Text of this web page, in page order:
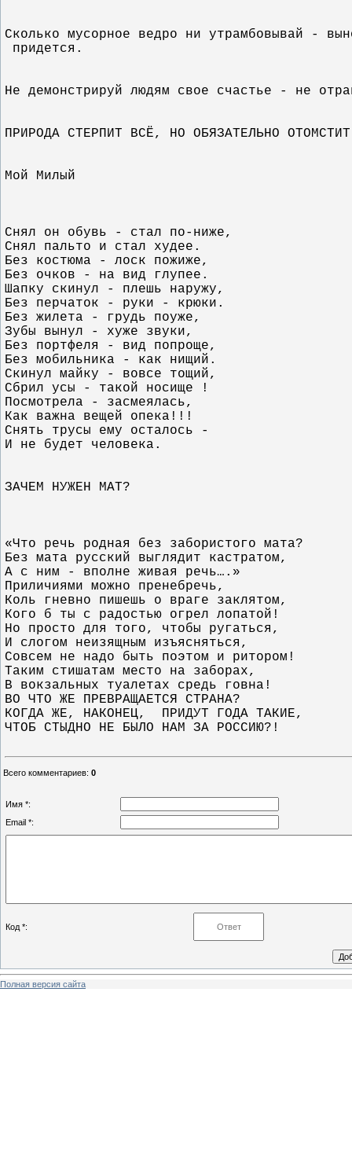
Сколько мусорное ведро ни утрамбовывай -
придется.
Не демонстрируй людям свое счастье - не
ПРИРОДА СТЕРПИТ ВСЁ, НО ОБЯЗАТЕЛЬНО
Мой Милый
Снял он обувь - стал по-ниже,
Снял пальто и стал худее.
Без костюма - лоск пожиже,
Без очков - на вид глупее.
Шапку скинул - плешь наружу,
Без перчаток - руки - крюки.
Без жилета - грудь поуже,
Зубы вынул - хуже звуки,
Без портфеля - вид попроще,
Без мобильника - как нищий.
Скинул майку - вовсе тощий,
Сбрил усы - такой носище !
Посмотрела - засмеялась,
Как важна вещей опека!!!
Снять трусы ему осталось -
И не будет человека.
ЗАЧЕМ НУЖЕН МАТ?
«Что речь родная без забористого мата?
Без мата русский выглядит кастратом,
А с ним - вполне живая речь….»
Приличиями можно пренебречь,
Коль гневно пишешь о враге заклятом,
Кого б ты с радостью огрел лопатой!
Но просто для того, чтобы ругаться,
И слогом неизящным изъясняться,
Совсем не надо быть поэтом и ритором!
Таким стишатам место на заборах,
В вокзальных туалетах средь говна!
ВО ЧТО ЖЕ ПРЕВРАЩАЕТСЯ СТРАНА?
КОГДА ЖЕ, НАКОНЕЦ,
ПРИДУТ ГОДА ТАКИЕ,
ЧТОБ СТЫДНО НЕ БЫЛО НАМ ЗА РОССИЮ?!
Всего комментариев: 0
Имя *:
Email *:
Код *:
Полная версия сайта